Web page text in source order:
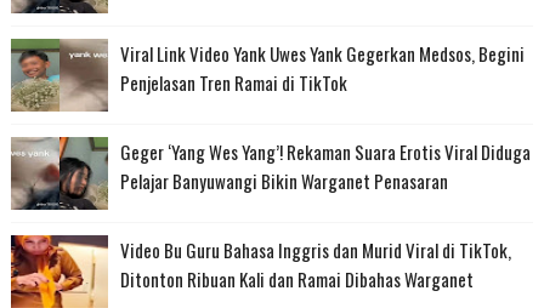
Viral Link Video Yank Uwes Yank Gegerkan Medsos, Begini
Penjelasan Tren Ramai di TikTok
Geger ‘Yang Wes Yang’! Rekaman Suara Erotis Viral Diduga
Pelajar Banyuwangi Bikin Warganet Penasaran
Video Bu Guru Bahasa Inggris dan Murid Viral di TikTok,
Ditonton Ribuan Kali dan Ramai Dibahas Warganet